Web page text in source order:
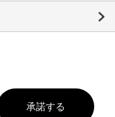
承諾する